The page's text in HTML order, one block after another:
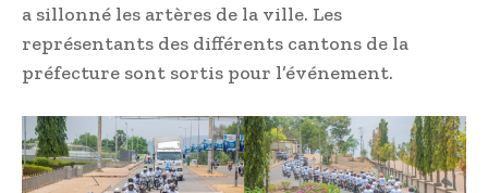
a sillonné les artères de la ville. Les
représentants des différents cantons de la
préfecture sont sortis pour l’événement.